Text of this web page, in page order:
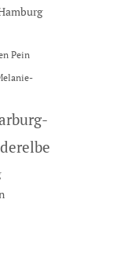
Pein